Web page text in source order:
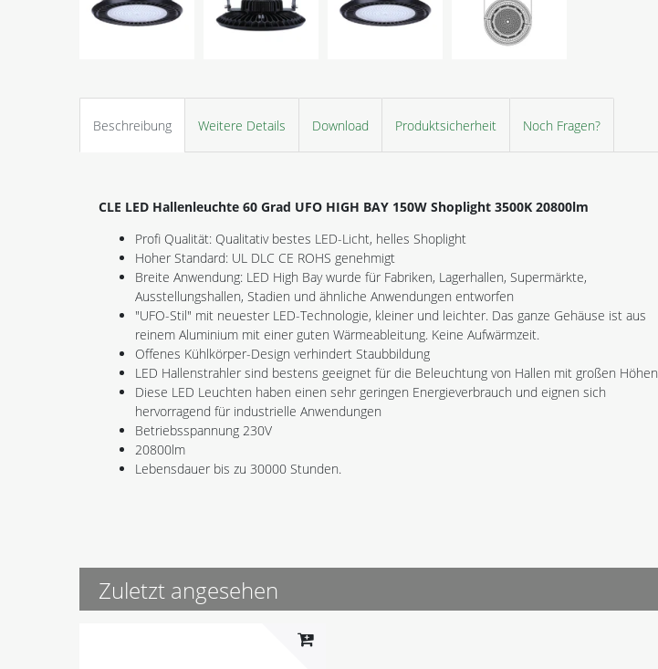
Beschreibung Weitere Details Download Produktsicherheit Noch Fragen?
CLE LED Hallenleuchte 60 Grad UFO HIGH BAY 150W Shoplight 3500K 20800lm
Profi Qualität: Qualitativ bestes LED-Licht, helles Shoplight
Hoher Standard: UL DLC CE ROHS genehmigt
Breite Anwendung: LED High Bay wurde für Fabriken, Lagerhallen, Supermärkte,
Ausstellungshallen, Stadien und ähnliche Anwendungen entworfen
"UFO-Stil" mit neuester LED-Technologie, kleiner und leichter. Das ganze Gehäuse ist aus
reinem Aluminium mit einer guten Wärmeableitung. Keine Aufwärmzeit.
Offenes Kühlkörper-Design verhindert Staubbildung
LED Hallenstrahler sind bestens geeignet für die Beleuchtung von Hallen mit großen Höhen
Diese LED Leuchten haben einen sehr geringen Energieverbrauch und eignen sich
hervorragend für industrielle Anwendungen
Betriebsspannung 230V
20800lm
Lebensdauer bis zu 30000 Stunden.
Zuletzt angesehen